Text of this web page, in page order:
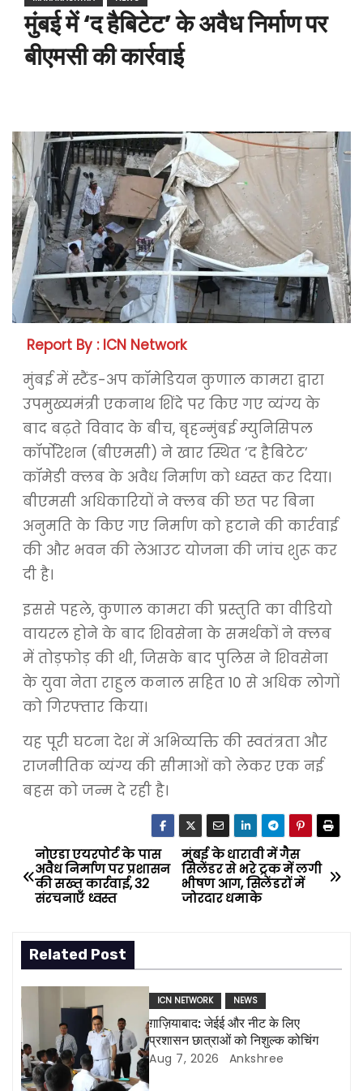
मुंबई में ‘द हैबिटेट’ के अवैध निर्माण पर
बीएमसी की कार्रवाई
Report By : ICN Network
मुंबई में स्टैंड-अप कॉमेडियन कुणाल कामरा द्वारा
उपमुख्यमंत्री एकनाथ शिंदे पर किए गए व्यंग्य के
बाद बढ़ते विवाद के बीच, बृहन्मुंबई म्युनिसिपल
कॉर्पोरेशन (बीएमसी) ने खार स्थित ‘द हैबिटेट’
कॉमेडी क्लब के अवैध निर्माण को ध्वस्त कर दिया।
बीएमसी अधिकारियों ने क्लब की छत पर बिना
अनुमति के किए गए निर्माण को हटाने की कार्रवाई
की और भवन की लेआउट योजना की जांच शुरू कर
दी है।
इससे पहले, कुणाल कामरा की प्रस्तुति का वीडियो
वायरल होने के बाद शिवसेना के समर्थकों ने क्लब
में तोड़फोड़ की थी, जिसके बाद पुलिस ने शिवसेना
के युवा नेता राहुल कनाल सहित 10 से अधिक लोगों
को गिरफ्तार किया।
यह पूरी घटना देश में अभिव्यक्ति की स्वतंत्रता और
राजनीतिक व्यंग्य की सीमाओं को लेकर एक नई
बहस को जन्म दे रही है।
P
o
t
n
a
v
मुंबई के धारावी में गैस
सिलेंडर से भरे ट्रक में लगी
भीषण आग, सिलेंडरों में
जोरदार धमाके
नोएडा एयरपोर्ट के पास
अवैध निर्माण पर प्रशासन
की सख्त कार्रवाई, 32
संरचनाएँ ध्वस्त
Related Post
ICN NETWORK NEWS
ग़ाज़ियाबाद: जेईई और नीट के लिए
प्रशासन छात्राओं को निशुल्क कोचिंग
Aug 7, 2026 Ankshree